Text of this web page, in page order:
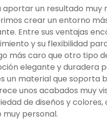
aportar un resultado muy
crear un entorno
Entre sus ventajas
y su flexibilidad
más caro que otro tipo
elegante y duradera
un material que soporta
unos acabados muy
de diseños y colores,
muy personal.